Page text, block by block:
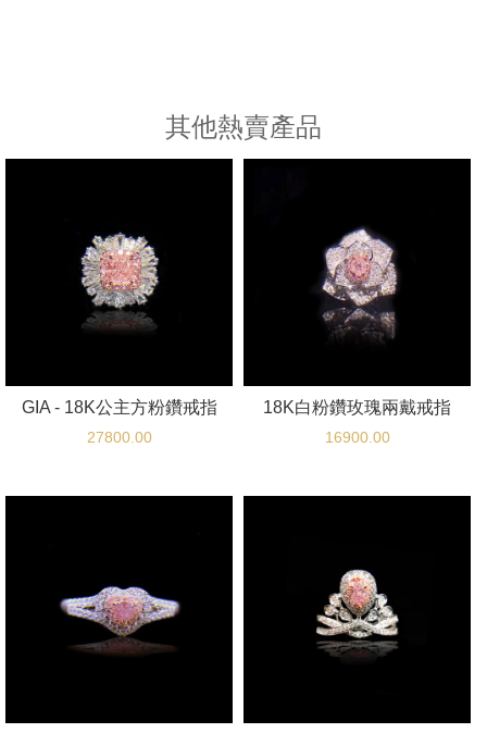
其他熱賣產品
GIA - 18K公主方粉鑽戒指
27800.00
18K白粉鑽玫瑰兩戴戒指
16900.00